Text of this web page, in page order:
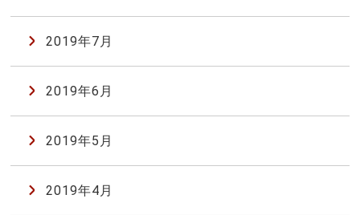
2019年7月
2019年6月
2019年5月
2019年4月